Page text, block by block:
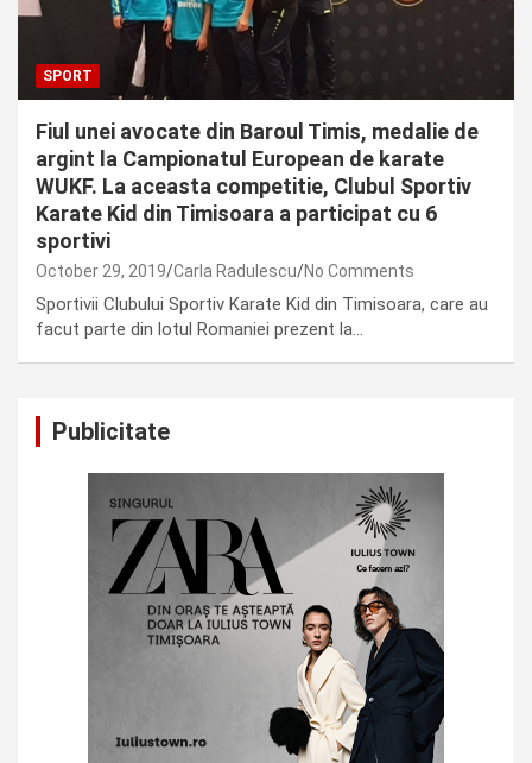
SPORT
Fiul unei avocate din Baroul Timis, medalie de
argint la Campionatul European de karate
WUKF. La aceasta competitie, Clubul Sportiv
Karate Kid din Timisoara a participat cu 6
sportivi
October 29, 2019 Carla Radulescu No Comments
Sportivii Clubului Sportiv Karate Kid din Timisoara, care au
facut parte din lotul Romaniei prezent la…
Publicitate